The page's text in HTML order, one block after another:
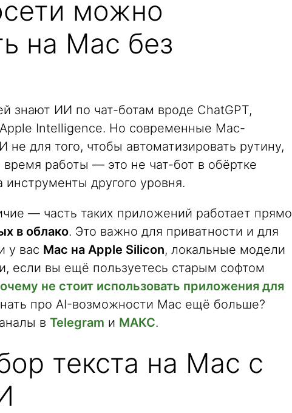
можно
на Mac без
знают ИИ по чат-ботам вроде ChatGPT,
Intelligence. Но современные Mac-
для того, чтобы автоматизировать рутину,
работы — это не чат-бот в обёртке
другого уровня.
— часть таких приложений работает прямо
в облако. Это важно для приватности и для
у вас Mac на Apple Silicon, локальные модели
если вы ещё пользуетесь старым софтом
не стоит использовать приложения для
про AI-возможности Mac ещё больше?
в Telegram и МАКС.
текста на Mac с